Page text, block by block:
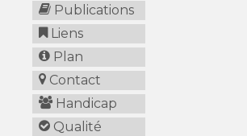
Publications
Liens
Plan
Contact
Handicap
Qualité